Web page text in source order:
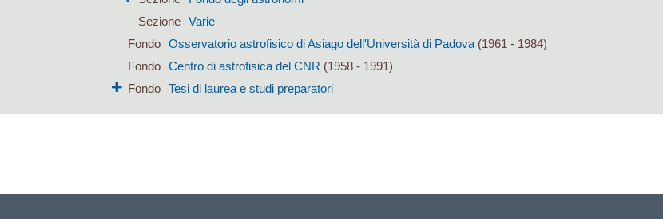
Sezione Varie
Fondo
Osservatorio astrofisico di Asiago dell'Università di Padova(1961 - 1984)
Fondo
Centro di astrofisica del CNR (1958 - 1991)
Fondo
Tesi di laurea e studi preparatori